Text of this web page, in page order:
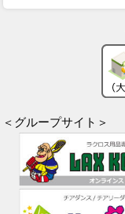
＜グループサイト＞